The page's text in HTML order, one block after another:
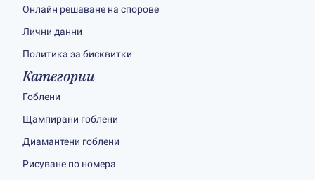
Онлайн решаване на спорове
Лични данни
Политика за бисквитки
Категории
Гоблени
Щампирани гоблени
Диамантени гоблени
Рисуване по номера